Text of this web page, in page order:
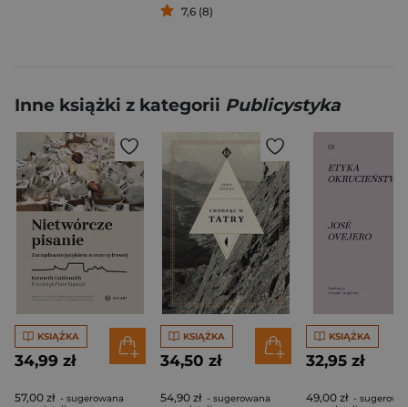
7,6 (8)
Inne książki z kategorii Publicystyka
KSIĄŻKA
34,99 zł
57,00 zł - sugerowana
KSIĄŻKA
34,50 zł
54,90 zł - sugerowana
KSIĄŻKA
32,95 zł
49,00 zł -